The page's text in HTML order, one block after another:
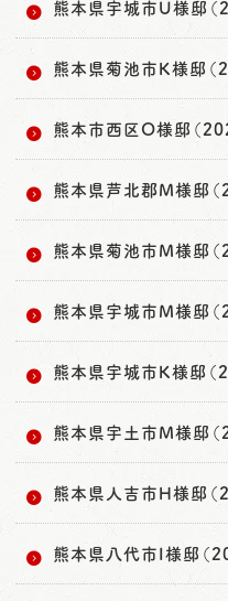
熊本県宇城市U様邸（
熊本県菊池市K様邸（
熊本市西区O様邸（
熊本県芦北郡M様邸（
熊本県菊池市M様邸（
熊本県宇城市M様邸（
熊本県宇城市K様邸（
熊本県宇土市M様邸（
熊本県人吉市H様邸（
熊本県八代市I様邸（